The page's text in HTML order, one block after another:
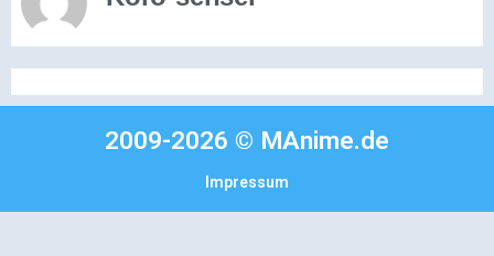
2009-2026 © MAnime.de
Impressum